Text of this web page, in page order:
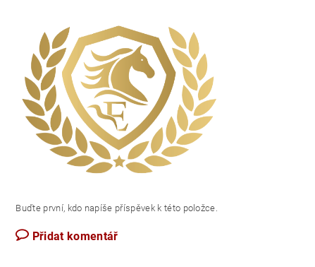
Buďte první, kdo napíše příspěvek k této položce.
Přidat komentář